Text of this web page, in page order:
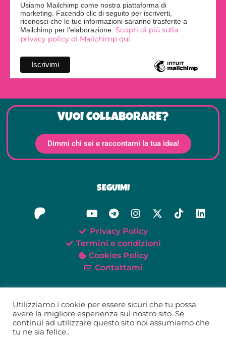
Usiamo Mailchimp come nostra piattaforma di
marketing. Facendo clic di seguito per iscriverti,
riconosci che le tue informazioni saranno trasferite a
Mailchimp per l'elaborazione. Scopri di più sulla
privacy policy di Mailchimp qui.
VUOI COLLABORARE?
Dimmi chi sei e raccontami la tua idea!
SEGUIMI
Privacy Policy
Termini e condizioni
Cookies Policy
Contattami
Utilizziamo i cookie per essere sicuri che tu possa
avere la migliore esperienza sul nostro sito. Se
continui ad utilizzare questo sito noi assumiamo che
tu ne sia felice..